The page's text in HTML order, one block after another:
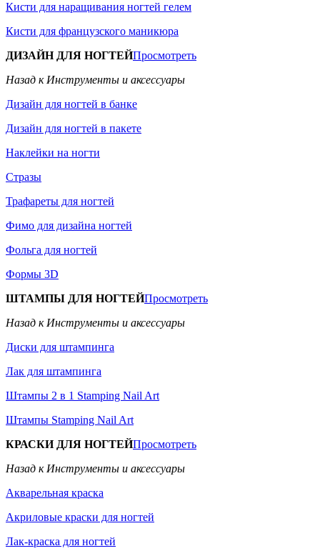
Кисти для наращивания ногтей гелем
Кисти для французского маникюра
ДИЗАЙН ДЛЯ НОГТЕЙПросмотреть
Назад к Инструменты и аксессуары
Дизайн для ногтей в банке
Дизайн для ногтей в пакете
Наклейки на ногти
Стразы
Трафареты для ногтей
Фимо для дизайна ногтей
Фольга для ногтей
Формы 3D
ШТАМПЫ ДЛЯ НОГТЕЙПросмотреть
Назад к Инструменты и аксессуары
Диски для штампинга
Лак для штампинга
Штампы 2 в 1 Stamping Nail Art
Штампы Stamping Nail Art
КРАСКИ ДЛЯ НОГТЕЙПросмотреть
Назад к Инструменты и аксессуары
Акварельная краска
Акриловые краски для ногтей
Лак-краска для ногтей